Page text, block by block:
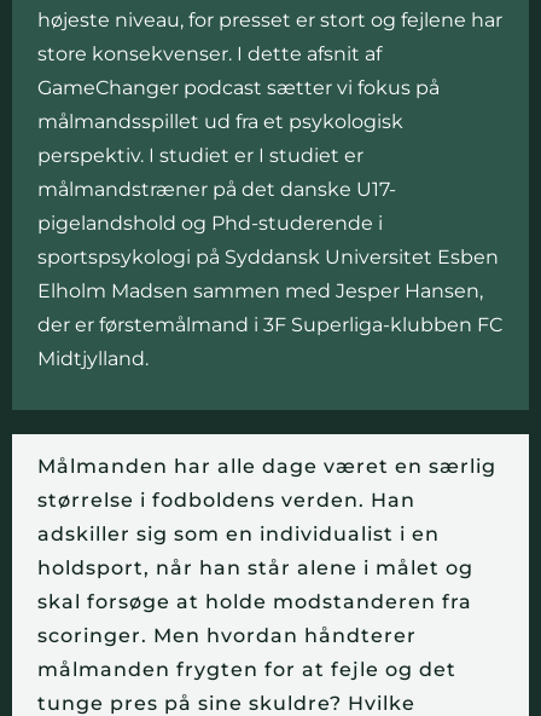
højeste niveau, for presset er stort og fejlene har
store konsekvenser. I dette afsnit af
GameChanger podcast sætter vi fokus på
målmandsspillet ud fra et psykologisk
perspektiv. I studiet er I studiet er
målmandstræner på det danske U17-
pigelandshold og Phd-studerende i
sportspsykologi på Syddansk Universitet Esben
Elholm Madsen sammen med Jesper Hansen,
der er førstemålmand i 3F Superliga-klubben FC
Midtjylland.
Målmanden har alle dage været en særlig
størrelse i fodboldens verden. Han
adskiller sig som en individualist i en
holdsport, når han står alene i målet og
skal forsøge at holde modstanderen fra
scoringer. Men hvordan håndterer
målmanden frygten for at fejle og det
tunge pres på sine skuldre? Hvilke